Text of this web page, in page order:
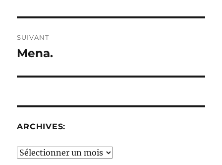
SUIVANT
Publication
Mena.
ARCHIVES:
Archives: